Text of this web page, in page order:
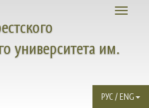
Toggle
университета им.
РУС / ENG